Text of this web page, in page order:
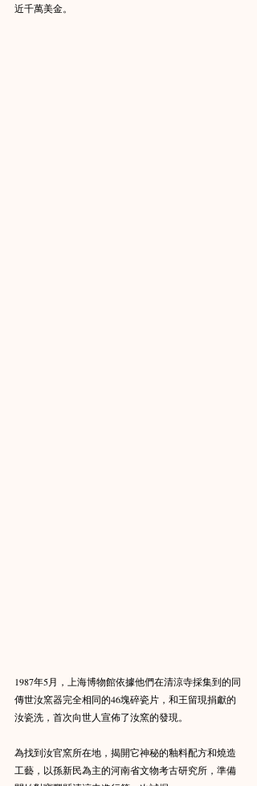
近千萬美金。
1987年5月，上海博物館依據他們在清涼寺採集到的同
傳世汝窯器完全相同的46塊碎瓷片，和王留現捐獻的
汝瓷洗，首次向世人宣佈了汝窯的發現。
為找到汝官窯所在地，揭開它神秘的釉料配方和燒造
工藝，以孫新民為主的河南省文物考古研究所，準備